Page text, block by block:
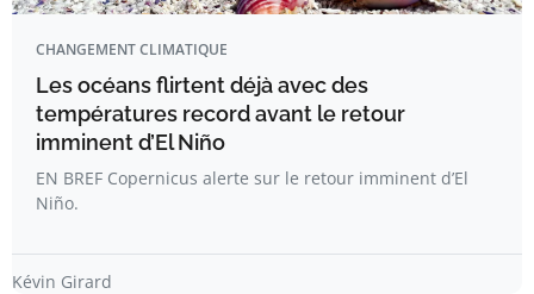
CHANGEMENT CLIMATIQUE
Les océans flirtent déjà avec des
températures record avant le retour
imminent d’El Niño
EN BREF Copernicus alerte sur le retour imminent d’El
Niño.
Kévin Girard